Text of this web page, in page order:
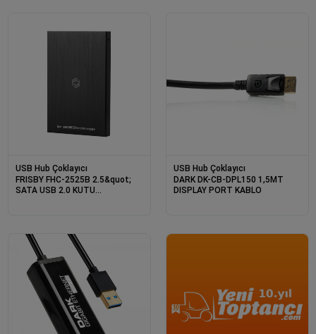
USB Hub Çoklayıcı
FRISBY FHC-2525B 2.5&quot;
SATA USB 2.0 KUTU
USB Hub Çoklayıcı
DARK DK-CB-DPL150 1,5MT
DISPLAY PORT KABLO